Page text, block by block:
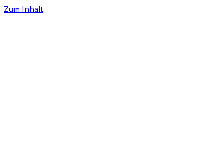
Zum Inhalt